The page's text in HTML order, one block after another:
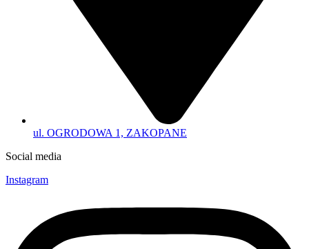
ul. OGRODOWA 1, ZAKOPANE
Social media
Instagram